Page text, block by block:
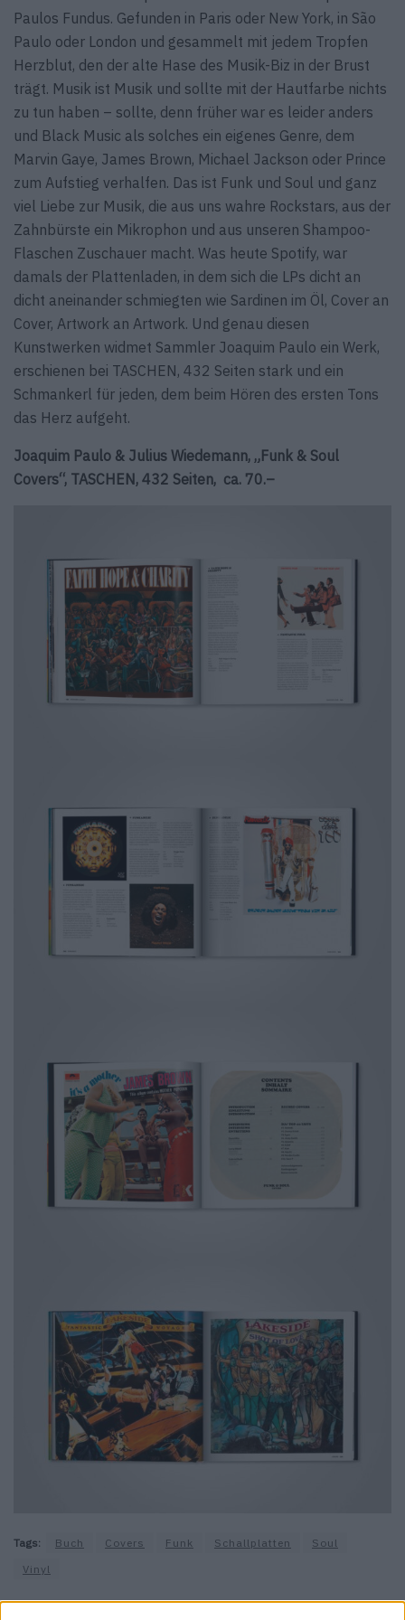
Paulos Fundus. Gefunden in Paris oder New York, in São
Paulo oder London und gesammelt mit jedem Tropfen
Herzblut, den der alte Hase des Musik-Biz in der Brust
trägt. Musik ist Musik und sollte mit der Hautfarbe nichts
zu tun haben – sollte, denn früher war es leider anders
und Black Music als solches ein eigenes Genre, dem
Marvin Gaye, James Brown, Michael Jackson oder Prince
zum Aufstieg verhalfen. Das ist Funk und Soul und ganz
viel Liebe zur Musik, die aus uns wahre Rockstars, aus der
Zahnbürste ein Mikrophon und aus unseren Shampoo-
Flaschen Zuschauer macht. Was heute Spotify, war
damals der Plattenladen, in dem sich die LPs dicht an
dicht aneinander schmiegten wie Sardinen im Öl, Cover an
Cover, Artwork an Artwork. Und genau diesen
Kunstwerken widmet Sammler Joaquim Paulo ein Werk,
erschienen bei TASCHEN, 432 Seiten stark und ein
Schmankerl für jeden, dem beim Hören des ersten Tons
das Herz aufgeht.
Joaquim Paulo & Julius Wiedemann, „Funk & Soul
Covers“, ­TASCHEN, 432 Seiten, ­ ca. 70.–
Tags: Buch Covers Funk Schallplatten
Soul
Vinyl